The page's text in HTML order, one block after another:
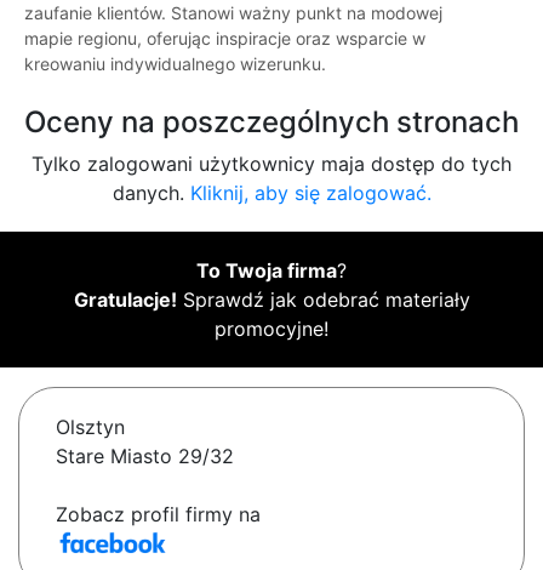
zaufanie klientów. Stanowi ważny punkt na modowej
mapie regionu, oferując inspiracje oraz wsparcie w
kreowaniu indywidualnego wizerunku.
Oceny na poszczególnych stronach
Tylko zalogowani użytkownicy maja dostęp do tych
danych. Kliknij, aby się zalogować.
To Twoja firma?
Gratulacje! Sprawdź jak odebrać materiały
promocyjne!
Olsztyn
Stare Miasto 29/32
Zobacz profil firmy na